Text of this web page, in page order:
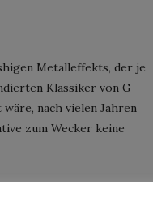
Metalleffekts, der je
Klassiker von G-
nach vielen Jahren
zum Wecker keine